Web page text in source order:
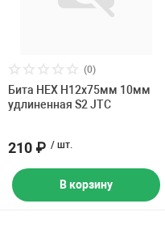
(0)
Бита HEX H12х75мм 10мм
удлиненная S2 JTC
210 ₽ / шт.
В корзину